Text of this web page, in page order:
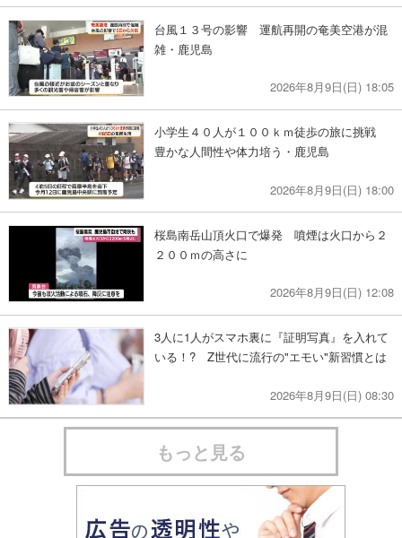
台風１３号の影響 運航再開の奄美空港が混
雑・鹿児島
2026年8月9日(日) 18:05
小学生４０人が１００ｋｍ徒歩の旅に挑戦
豊かな人間性や体力培う・鹿児島
2026年8月9日(日) 18:00
桜島南岳山頂火口で爆発 噴煙は火口から２
２００ｍの高さに
2026年8月9日(日) 12:08
3人に1人がスマホ裏に『証明写真』を入れて
いる！? Z世代に流行の"エモい"新習慣とは
2026年8月9日(日) 08:30
もっと見る